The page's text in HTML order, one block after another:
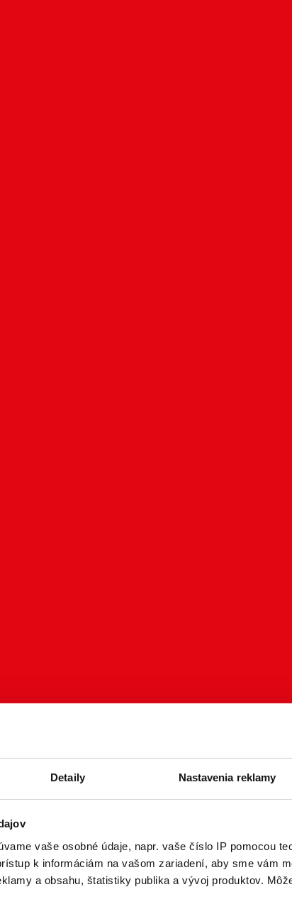
Detaily Nastavenia reklamy
vaše osobné údaje, napr. vaše číslo IP pomocou
k informáciám na vašom zariadení, aby sme vám
a obsahu, štatistiky publika a vývoj produktov.